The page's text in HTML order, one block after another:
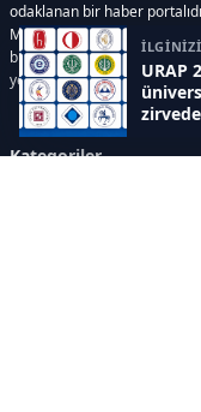
İLGİNİZİ
URAP
odaklanan bir haber
Milli Eğitim Bakanlığı
bilim ve teknoloji
yer alır.
Kategoriler